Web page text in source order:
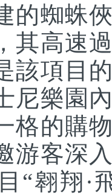
蜘蛛俠
其高速
該項目
尼樂園
格的購
游客深
“翱翔·